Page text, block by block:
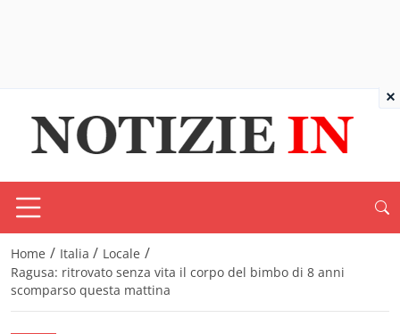
Home / Italia / Locale /
Ragusa: ritrovato senza vita il corpo del bimbo di 8 anni
scomparso questa mattina
×